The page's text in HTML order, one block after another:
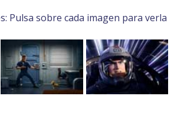
Pulsa sobre cada imagen para verla